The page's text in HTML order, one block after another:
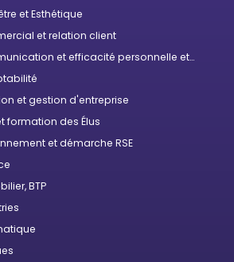
et Esthétique
et relation client
et efficacité personnelle et
et gestion d'entreprise
formation des Élus
et démarche RSE
BTP